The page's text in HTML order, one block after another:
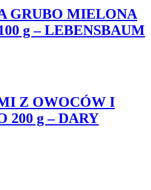
GRUBO MIELONA
g – LEBENSBAUM
Z OWOCÓW I
200 g – DARY